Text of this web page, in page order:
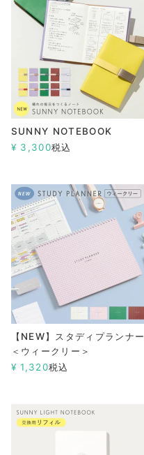
SUNNY NOTEBOOK
¥ 3,300税込
【NEW】スタディプランナー
＜ウィークリー＞
¥ 1,320税込